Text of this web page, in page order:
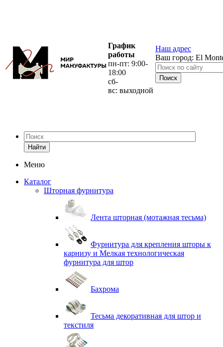
График
работы
пн-пт: 9:00-
18:00
сб-
вс: выходной
Наш адрес
Ваш город: El
Найти
Меню
Каталог
Шторная фурнитура
Лента шторная (мотажная тесьма)
Фурнитура для крепления шторы к
карнизу и Мелкая технологическая
фурнитура для штор
Бахрома
Тесьма декоративная для штор и
текстиля